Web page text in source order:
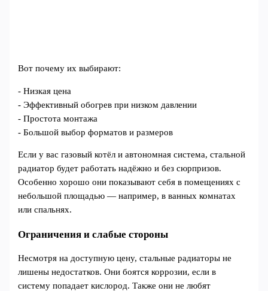
Вот почему их выбирают:
- Низкая цена
- Эффективный обогрев при низком давлении
- Простота монтажа
- Большой выбор форматов и размеров
Если у вас газовый котёл и автономная система, стальной
радиатор будет работать надёжно и без сюрпризов.
Особенно хорошо они показывают себя в помещениях с
небольшой площадью — например, в ванных комнатах
или спальнях.
Ограничения и слабые стороны
Несмотря на доступную цену, стальные радиаторы не
лишены недостатков. Они боятся коррозии, если в
систему попадает кислород. Также они не любят